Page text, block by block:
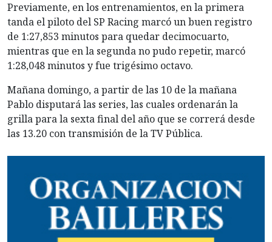
Previamente, en los entrenamientos, en la primera
tanda el piloto del SP Racing marcó un buen registro
de 1:27,853 minutos para quedar decimocuarto,
mientras que en la segunda no pudo repetir, marcó
1:28,048 minutos y fue trigésimo octavo.
Mañana domingo, a partir de las 10 de la mañana
Pablo disputará las series, las cuales ordenarán la
grilla para la sexta final del año que se correrá desde
las 13.20 con transmisión de la TV Pública.